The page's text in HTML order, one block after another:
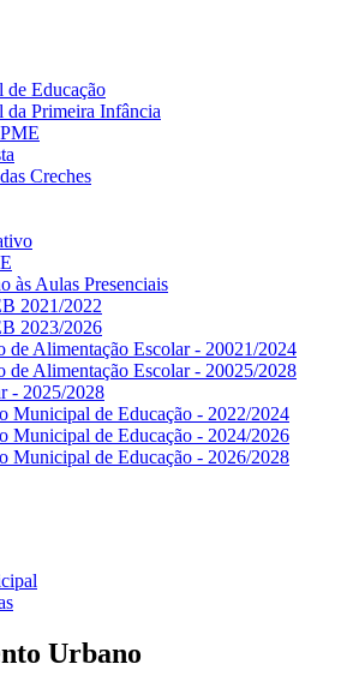
Educação
Primeira Infância
Creches
às Aulas Presenciais
2021/2022
2023/2026
de Alimentação Escolar - 20021/2024
de Alimentação Escolar - 20025/2028
- 2025/2028
Municipal de Educação - 2022/2024
Municipal de Educação - 2024/2026
Municipal de Educação - 2026/2028
Urbano